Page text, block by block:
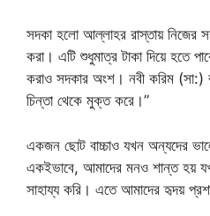
সদকা হলো আল্লাহর রাস্তায় নিজের
করা। এটি শুধুমাত্র টাকা দিয়ে হতে
করাও সদকার অংশ। নবী করিম (সা:)
চিন্তা থেকে মুক্ত করে।”
একজন ছোট বাচ্চাও যখন অন্যদের
একইভাবে, আমাদের মনও শান্ত হয়
সাহায্য করি। এতে আমাদের হৃদয়